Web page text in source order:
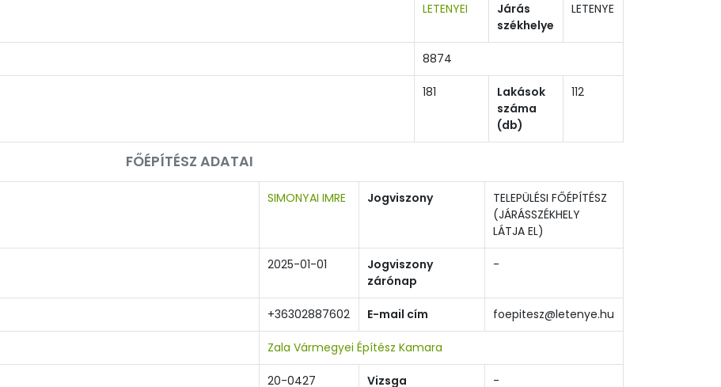
LETENYEI
Járás
székhelye
LETENYE
8874
181
Lakások
száma
(db)
112
FŐÉPÍTÉSZ ADATAI
SIMONYAI IMRE Jogviszony
TELEPÜLÉSI FŐÉPÍTÉSZ
(JÁRÁSSZÉKHELY
LÁTJA EL)
2025-01-01
Jogviszony
zárónap
-
+36302887602 E-mail cím foepitesz@letenye.hu
Zala Vármegyei Építész Kamara
20-0427 Vizsga -